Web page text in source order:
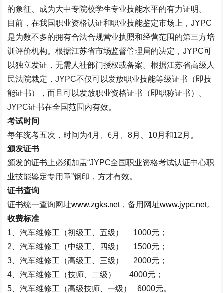
的象征、成为大中专院校学生专业技能水平的有力证明。
目前，在我国职业资格认证和职业技能鉴定市场上，JYPC
是为数不多的拥有合法合规营业执照和经营范围的第三方培
训评价机构。根据江苏省市场监督管理局的决定，JYPC可
以独立发证，无需人社部门授权或备案。根据江苏省高级人
民法院裁定，JYPC不仅可以发放职业技能等级证书（即技
能证书），而且可以发放职业资格证书（即职称证书）。
JYPC证书在全国范围内有效。
考试时间
每年统考五次，时间为4月、6月、8月、 10月和12 月。
颁发证书
颁发的证书上必须加盖“JYPC全国职业资格考试认证中心职
业技能鉴定专用章”钢印，方才有效。
证书查询
证书统一查询网址www.zgks.net ，备用网址www.jypc.net。
收费标准
1 、汽车维修工（初级工、五级） 1000元；
2 、汽车维修工（中级工、四级） 1500元；
3 、汽车维修工（高级工、三级） 2000元；
4 、汽车维修工（技师、二级） 4000元；
5 、汽车维修工（高级技师、一级） 6000元。